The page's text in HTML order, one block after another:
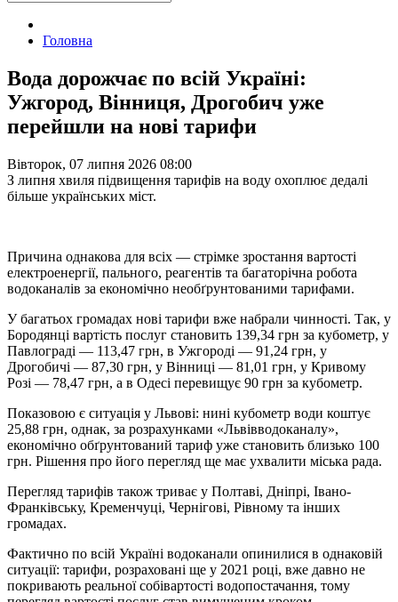
Головна
Вода дорожчає по всій Україні:
Ужгород, Вінниця, Дрогобич уже
перейшли на нові тарифи
Вівторок, 07 липня 2026 08:00
З липня хвиля підвищення тарифів на воду охоплює дедалі
більше українських міст.
Причина однакова для всіх — стрімке зростання вартості
електроенергії, пального, реагентів та багаторічна робота
водоканалів за економічно необґрунтованими тарифами.
У багатьох громадах нові тарифи вже набрали чинності. Так, у
Бородянці вартість послуг становить 139,34 грн за кубометр, у
Павлограді — 113,47 грн, в Ужгороді — 91,24 грн, у
Дрогобичі — 87,30 грн, у Вінниці — 81,01 грн, у Кривому
Розі — 78,47 грн, а в Одесі перевищує 90 грн за кубометр.
Показовою є ситуація у Львові: нині кубометр води коштує
25,88 грн, однак, за розрахунками «Львівводоканалу»,
економічно обґрунтований тариф уже становить близько 100
грн. Рішення про його перегляд ще має ухвалити міська рада.
Перегляд тарифів також триває у Полтаві, Дніпрі, Івано-
Франківську, Кременчуці, Чернігові, Рівному та інших
громадах.
Фактично по всій Україні водоканали опинилися в однаковій
ситуації: тарифи, розраховані ще у 2021 році, вже давно не
покривають реальної собівартості водопостачання, тому